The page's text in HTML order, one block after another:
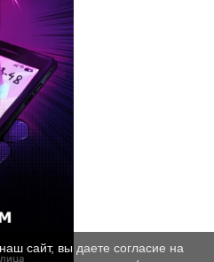
сайт, вы даете согласие на